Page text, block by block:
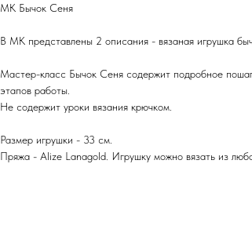
МК Бычок Сеня
В МК представлены 2 описания - вязаная игрушка
Мастер-класс Бычок Сеня содержит подробное
этапов работы.
Не содержит уроки вязания крючком.
Размер игрушки - 33 см.
Пряжа - Alize Lanagold. Игрушку можно вязать из